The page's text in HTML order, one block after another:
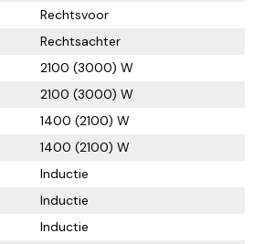
Rechtsvoor
Rechtsachter
2100 (3000) W
2100 (3000) W
1400 (2100) W
1400 (2100) W
Inductie
Inductie
Inductie